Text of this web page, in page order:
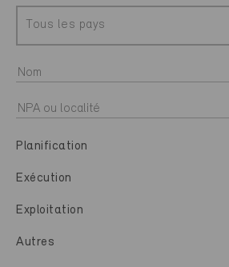
Tous les pays
Planification
Exécution
Exploitation
Autres